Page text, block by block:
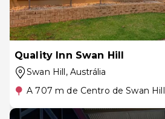
Quality Inn Swan Hill
Swan Hill, Austrália
A 707 m de Centro de Swan Hill